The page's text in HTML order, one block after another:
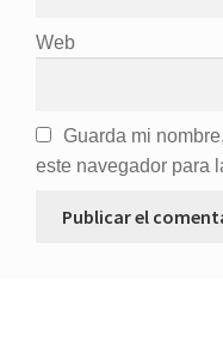
Web
Guarda mi
este navegador para